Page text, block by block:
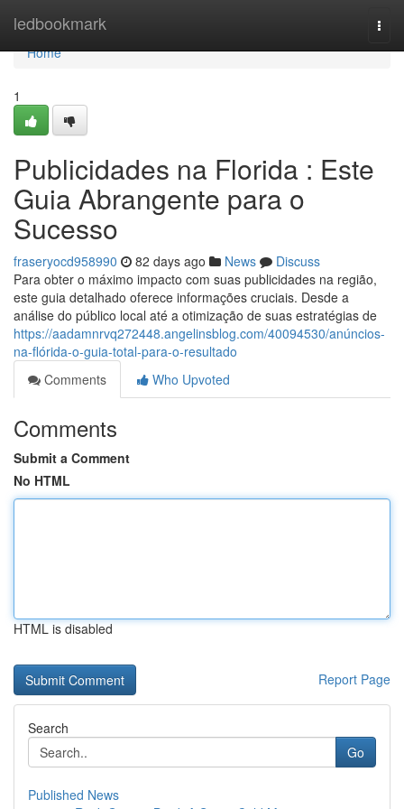
ledbookmark
Home
Home
1
Publicidades na Florida : Este
Guia Abrangente para o
Sucesso
fraseryocd958990 82 days ago News
Discuss
Para obter o máximo impacto com suas publicidades na região,
este guia detalhado oferece informações cruciais. Desde a
análise do público local até a otimização de suas estratégias de
https://aadamnrvq272448.angelinsblog.com/40094530/anúncios-
na-flórida-o-guia-total-para-o-resultado
Comments
Who Upvoted
Comments
Submit a Comment
No HTML
HTML is disabled
Report Page
Search
Go
Published News